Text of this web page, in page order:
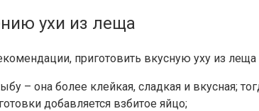
ухи из леща
приготовить вкусную уху из леща
– она более клейкая, сладкая и вкусная;
добавляется взбитое яйцо;